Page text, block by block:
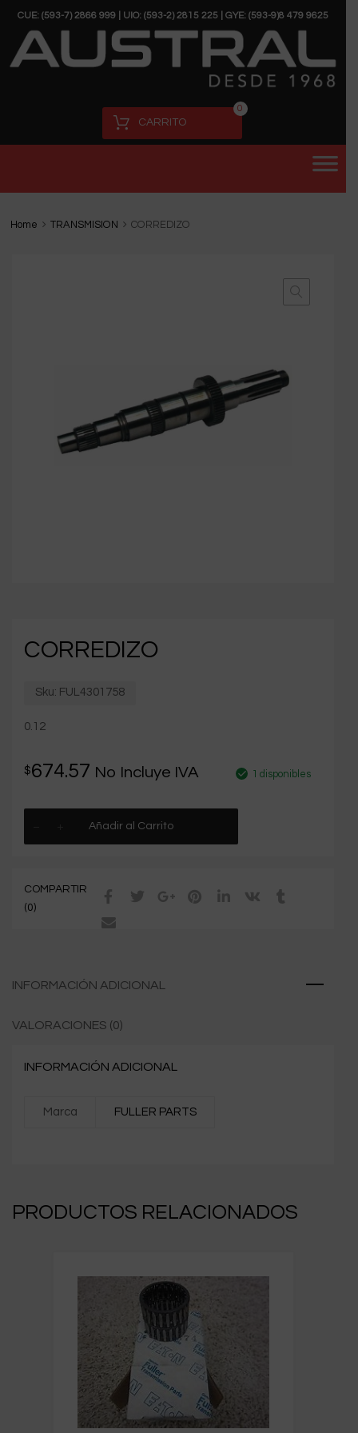
CUE: (593-7) 2866 999 | UIO: (593-2) 2815 225 | GYE: (593-9)8 479 9625
CARRITO
0
Home TRANSMISION CORREDIZO
CORREDIZO
Sku: FUL4301758
0.12
$674.57 No Incluye IVA 1 disponibles
Añadir al Carrito
COMPARTIR
(0)
INFORMACIÓN ADICIONAL
VALORACIONES (0)
INFORMACIÓN ADICIONAL
Marca FULLER PARTS
PRODUCTOS RELACIONADOS